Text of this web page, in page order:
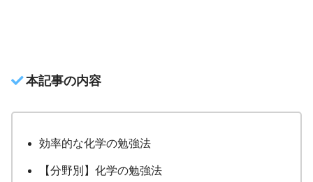
本記事の内容
効率的な化学の勉強法
【分野別】化学の勉強法